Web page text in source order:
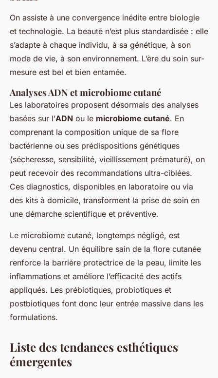
On assiste à une convergence inédite entre biologie
et technologie. La beauté n’est plus standardisée : elle
s’adapte à chaque individu, à sa génétique, à son
mode de vie, à son environnement. L’ère du soin sur-
mesure est bel et bien entamée.
Analyses ADN et microbiome cutané
Les laboratoires proposent désormais des analyses
basées sur l’ADN ou le microbiome cutané. En
comprenant la composition unique de sa flore
bactérienne ou ses prédispositions génétiques
(sécheresse, sensibilité, vieillissement prématuré), on
peut recevoir des recommandations ultra-ciblées.
Ces diagnostics, disponibles en laboratoire ou via
des kits à domicile, transforment la prise de soin en
une démarche scientifique et préventive.
Le microbiome cutané, longtemps négligé, est
devenu central. Un équilibre sain de la flore cutanée
renforce la barrière protectrice de la peau, limite les
inflammations et améliore l’efficacité des actifs
appliqués. Les prébiotiques, probiotiques et
postbiotiques font donc leur entrée massive dans les
formulations.
Liste des tendances esthétiques
émergentes